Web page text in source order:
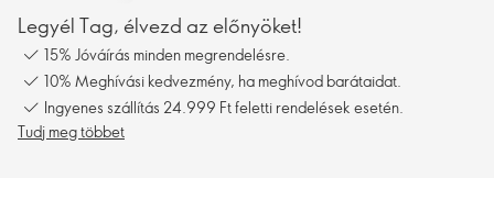
Legyél Tag, élvezd az előnyöket!
15% Jóváírás minden megrendelésre.
10% Meghívási kedvezmény, ha meghívod barátaidat.
Ingyenes szállítás 24.999 Ft feletti rendelések esetén.
Tudj meg többet